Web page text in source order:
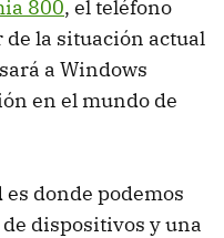
800, el teléfono
de la situación actual
a Windows
en el mundo de
donde podemos
dispositivos y una